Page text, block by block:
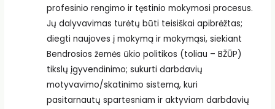
profesinio rengimo ir tęstinio mokymosi procesus.
Jų dalyvavimas turėtų būti teisiškai apibrėžtas;
diegti naujoves į mokymą ir mokymąsi, siekiant
Bendrosios žemės ūkio politikos (toliau – BŽŪP)
tikslų įgyvendinimo; sukurti darbdavių
motyvavimo/skatinimo sistemą, kuri
pasitarnautų spartesniam ir aktyviam darbdavių